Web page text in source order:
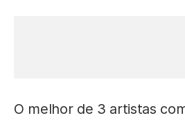
O melhor de 3 artistas